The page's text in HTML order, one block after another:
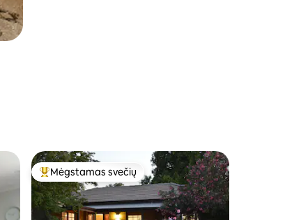
Svečių mėgstamiausias
Mėgstamas svečių